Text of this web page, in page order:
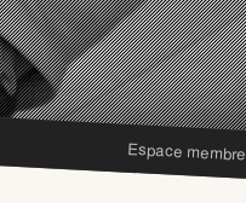
Espace membre